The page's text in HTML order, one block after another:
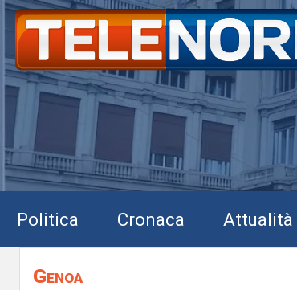
Politica Cronaca Attualità
Genoa